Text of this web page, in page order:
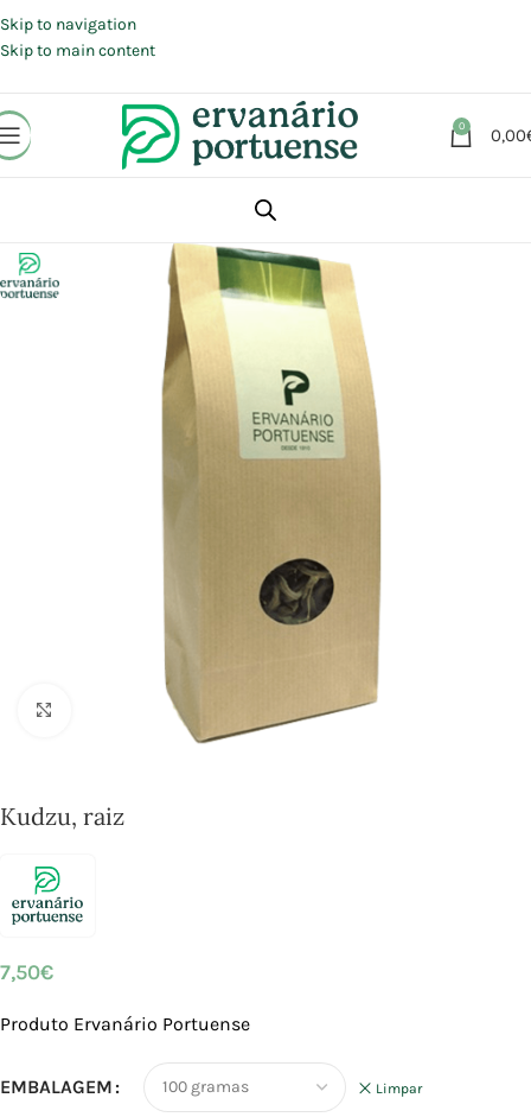
Skip to navigation
Skip to main content
0 0,00
Click to enlarge
Kudzu, raiz
7,50€
Produto Ervanário Portuense
EMBALAGEM Limpar